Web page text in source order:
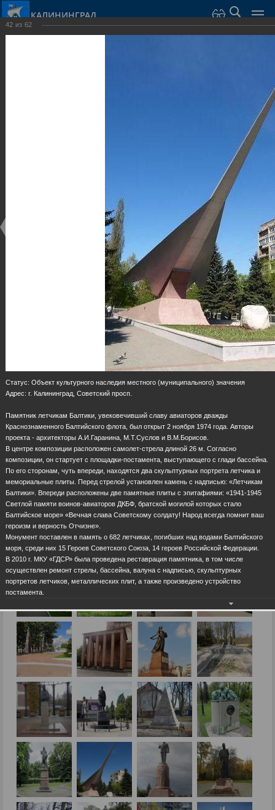
КАЛИНИНГРАД
42 из 62
Статус: Объект культурного наследия местного (муниципального) значения
Адрес: г. Калининград, Советский просп.
Памятник летчикам Балтики, увековечивший славу авиаторов дважды
Краснознаменного Балтийского флота, был открыт 2 ноября 1974 года. Авторы
проекта - архитекторы А.И.Гаранина, М.Т.Суслов и В.М.Борисов.
В центре композиции расположен самолет-стрела длиной 26 м. Согласно
композиции, он стартует с площадки-постамента, выступающего с глади бассейна.
По его сторонам, чуть впереди, находятся два скульптурных портрета летчика и
мемориальные плиты. Перед стрелой установлен камень с надписью: «Летчикам
Балтики». Впереди расположены две памятные плиты с эпитафиями: «1941-1945
Светлой памяти воинов-авиаторов ДКБФ, братской могилой которых стало
Балтийское море» «Вечная слава Советскому солдату! Народ всегда помнит ваш
героизм и верность Отчизне».
Монумент поставлен в память о 682 летчиках, погибших над водами Балтийского
моря, среди них 15 Героев Советского Союза, 14 героев Российской Федерации.
В 2010 г. МКУ «ГДСР» была проведена реставрация памятника, в том числе
осуществлен ремонт стрелы, бассейна, валуна с надписью, скульптурных
портретов летчиков, металлических плит, а также произведено устройство
постамента.